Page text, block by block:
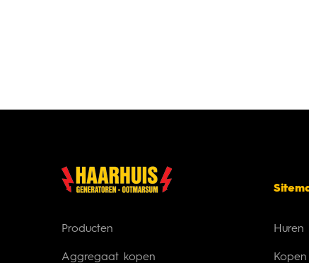
Producten
Aggregaat kopen
Huren